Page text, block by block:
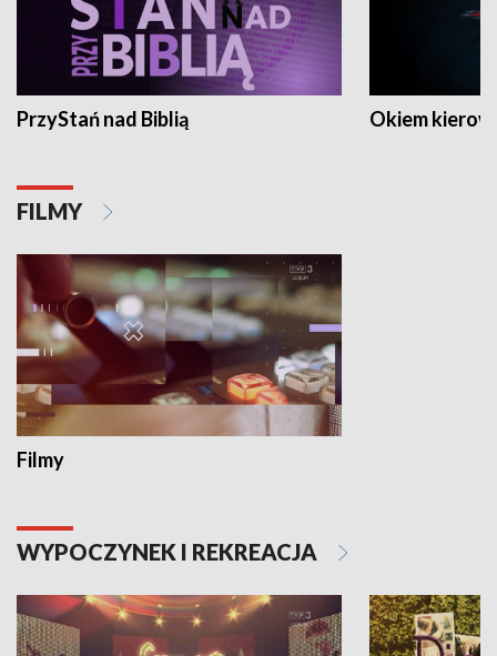
PrzyStań nad Biblią Okiem
FILMY
Filmy
WYPOCZYNEK I REKREACJA